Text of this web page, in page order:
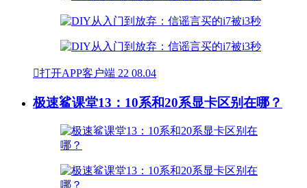
打开APP客户端 22 08.04
极速鲨课堂13：10系和20系显卡区别在哪？